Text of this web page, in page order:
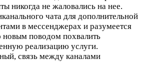
никогда не жаловались на нее.
чата для дополнительной
в мессенджерах и разумеется
новым поводом похвалить
реализацию услуги.
связь между каналами